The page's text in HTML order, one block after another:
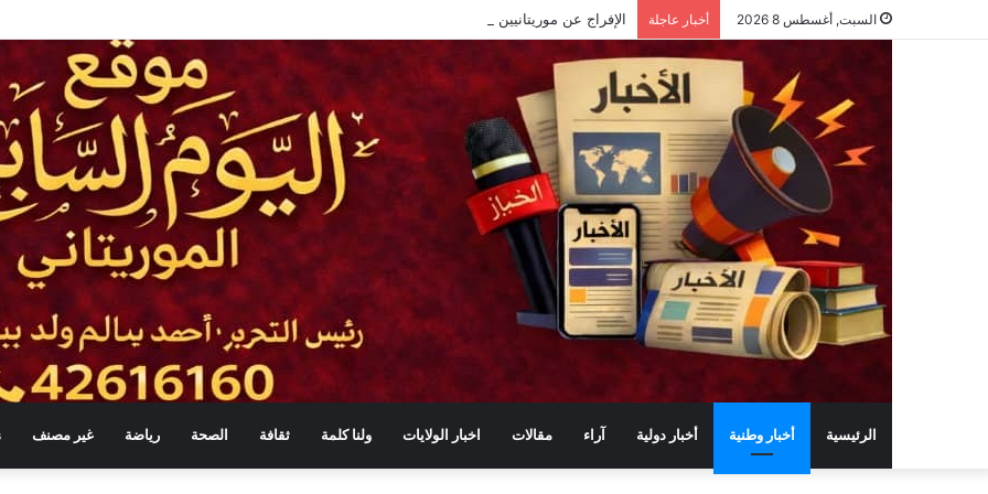
السبت, أغسطس 8 2026 أخبار عاجلة
الرئيسية أخبار وطنية أخبار دولية آراء مقالات اخبار الولايات ولنا كلمة ثقافة الصحة رياضة غير مصنف